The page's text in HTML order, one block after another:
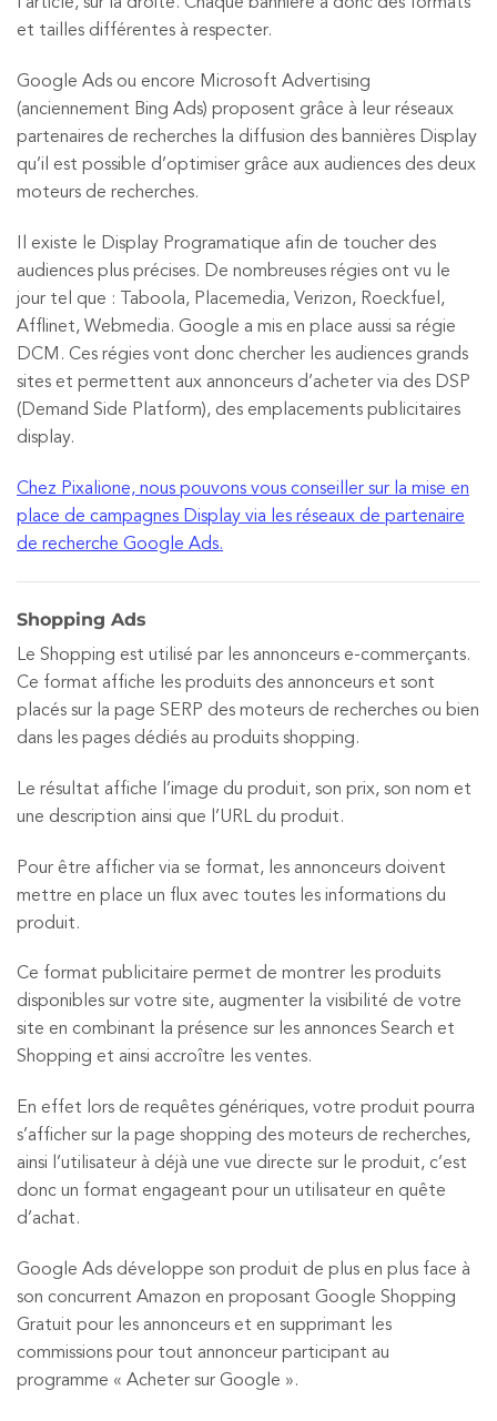
et tailles différentes à respecter.
Google Ads ou encore Microsoft Advertising
(anciennement Bing Ads) proposent grâce à leur réseaux
partenaires de recherches la diffusion des bannières Display
qu’il est possible d’optimiser grâce aux audiences des deux
moteurs de recherches.
Il existe le Display Programatique afin de toucher des
audiences plus précises. De nombreuses régies ont vu le
jour tel que : Taboola, Placemedia, Verizon, Roeckfuel,
Afflinet, Webmedia. Google a mis en place aussi sa régie
DCM. Ces régies vont donc chercher les audiences grands
sites et permettent aux annonceurs d’acheter via des DSP
(Demand Side Platform), des emplacements publicitaires
display.
Chez Pixalione, nous pouvons vous conseiller sur la mise en
place de campagnes Display via les réseaux de partenaire
de recherche Google Ads.
Shopping Ads
Le Shopping est utilisé par les annonceurs e-commerçants.
Ce format affiche les produits des annonceurs et sont
placés sur la page SERP des moteurs de recherches ou bien
dans les pages dédiés au produits shopping.
Le résultat affiche l’image du produit, son prix, son nom et
une description ainsi que l’URL du produit.
Pour être afficher via se format, les annonceurs doivent
mettre en place un flux avec toutes les informations du
produit.
Ce format publicitaire permet de montrer les produits
disponibles sur votre site, augmenter la visibilité de votre
site en combinant la présence sur les annonces Search et
Shopping et ainsi accroître les ventes.
En effet lors de requêtes génériques, votre produit pourra
s’afficher sur la page shopping des moteurs de recherches,
ainsi l’utilisateur à déjà une vue directe sur le produit, c’est
donc un format engageant pour un utilisateur en quête
d’achat.
Google Ads développe son produit de plus en plus face à
son concurrent Amazon en proposant Google Shopping
Gratuit pour les annonceurs et en supprimant les
commissions pour tout annonceur participant au
programme « Acheter sur Google ».